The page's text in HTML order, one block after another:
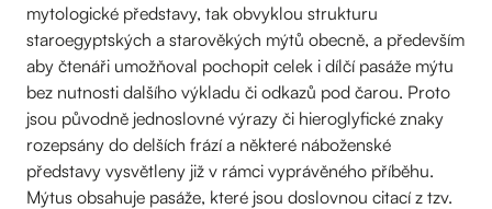
mytologické představy, tak obvyklou strukturu
staroegyptských a starověkých mýtů obecně, a především
aby čtenáři umožňoval pochopit celek i dílčí pasáže mýtu
bez nutnosti dalšího výkladu či odkazů pod čarou. Proto
jsou původně jednoslovné výrazy či hieroglyfické znaky
rozepsány do delších frází a některé náboženské
představy vysvětleny již v rámci vyprávěného příběhu.
Mýtus obsahuje pasáže, které jsou doslovnou citací z tzv.